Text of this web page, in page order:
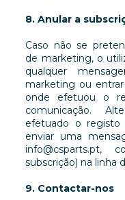
8. Anular a
Caso não se
de marketing, o
qualquer
marketing ou
onde efetuou o
comunicação.
efetuado o
enviar uma
info@csparts.pt,
subscrição) na linha
9. Contactar-nos